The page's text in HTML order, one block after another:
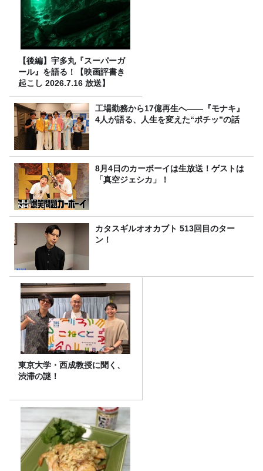
【後編】宇多丸『スーパーガ
ール』を語る！【映画評書き
起こし 2026.7.16 放送】
工場勤務から17億再生へ——『モナキ』
4人が語る、人生を変えた“ポチッ”の話
8月4日のカーボーイは生放送！ゲストは
「真空ジェシカ」！
カタスギルオオカブト 513回目のター
ン！
東京大学・西成教授に聞く、
渋滞の謎！